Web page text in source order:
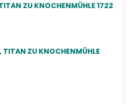
ZU KNOCHENMÜHLE 1722
TITAN ZU KNOCHENMÜHLE